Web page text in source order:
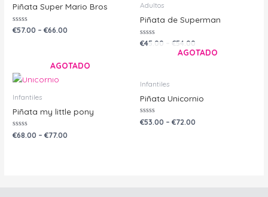
Piñata Super Mario Bros
Valorado
€57.00 –€66.00
Adultos
Piñata de Superman
Valorado
€45.00 €54.00
AGOTADO
Infantiles
Piñata my little pony
Valorado
con
€68.00 –€77.00
AGOTADO
Infantiles
Piñata Unicornio
Valorado
con
€53.00 – €72.00